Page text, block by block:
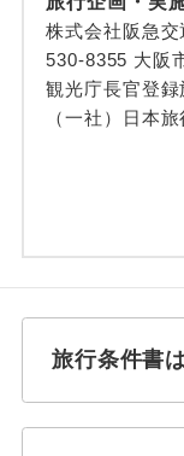
株式会社阪急交
530-8355 大阪
観光庁長官登
（一社）日本
旅行条件書